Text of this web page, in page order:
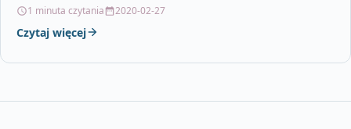
1 minuta czytania 2020-02-27
Czytaj więcej